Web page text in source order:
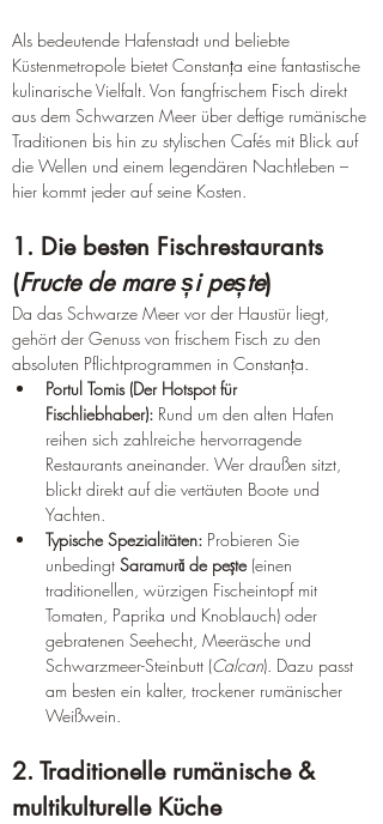
Als bedeutende Hafenstadt und beliebte
Küstenmetropole bietet Constanța eine fantastische
kulinarische Vielfalt. Von fangfrischem Fisch direkt
aus dem Schwarzen Meer über deftige rumänische
Traditionen bis hin zu stylischen Cafés mit Blick auf
die Wellen und einem legendären Nachtleben –
hier kommt jeder auf seine Kosten.
1. Die besten Fischrestaurants
(Fructe de mare și pește)
Da das Schwarze Meer vor der Haustür liegt,
gehört der Genuss von frischem Fisch zu den
absoluten Pflichtprogrammen in Constanța.
Portul Tomis (Der Hotspot für
Fischliebhaber): Rund um den alten Hafen
reihen sich zahlreiche hervorragende
Restaurants aneinander. Wer draußen sitzt,
blickt direkt auf die vertäuten Boote und
Yachten.
Typische Spezialitäten: Probieren Sie
unbedingt Saramură de pește (einen
traditionellen, würzigen Fischeintopf mit
Tomaten, Paprika und Knoblauch) oder
gebratenen Seehecht, Meeräsche und
Schwarzmeer-Steinbutt (Calcan). Dazu passt
am besten ein kalter, trockener rumänischer
Weißwein.
2. Traditionelle rumänische &
multikulturelle Küche